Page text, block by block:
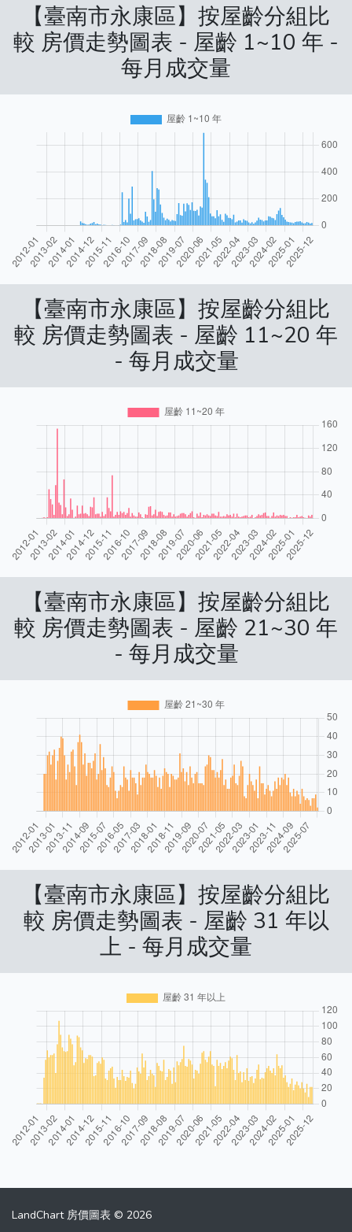
【臺南市永康區】按屋齡分組比
較 房價走勢圖表 - 屋齡 1~10 年 -
每月成交量
【臺南市永康區】按屋齡分組比
較 房價走勢圖表 - 屋齡 11~20 年
- 每月成交量
【臺南市永康區】按屋齡分組比
較 房價走勢圖表 - 屋齡 21~30 年
- 每月成交量
【臺南市永康區】按屋齡分組比
較 房價走勢圖表 - 屋齡 31 年以
上 - 每月成交量
LandChart 房價圖表 © 2026